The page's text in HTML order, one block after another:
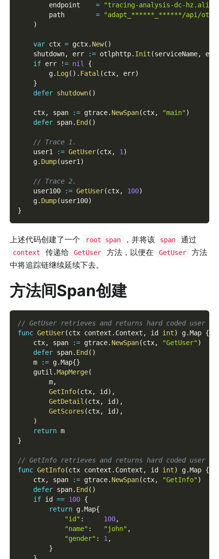
        endpoint
=
"tracing-analysis-dc-
        path
=
"adapt_******_******/api/
)
var ctx = gctx. New( )
    shutdown
, err := otlphttp. Init (serviceName,
if err != nil
{
        g
. Log( ) . Fatal (ctx, err)
}
defer shutdown( )
    ctx
, span := gtrace. NewSpan(ctx, "main")
defer span. End( )
// Trace 1.
    user1
:= GetUser(ctx, 1 )
    g
. Dump(user1 )
// Trace 2.
    user100
:= GetUser(ctx, 100)
    g
. Dump(user100)
}
上述代码创建了一个 root span ，并将该 span 通过
context 传递给 GetUser 方法，以便在 GetUser
方法
中将追踪链继续延续下去。
方法间Span创建
// GetUser retrieves and returns hard coded user
func GetUser(ctx context . Context , id int) g.Map {
    ctx
, span := gtrace. NewSpan(ctx, "GetUser")
defer span. End ( )
    m
:= g.Map{}
    gutil
.MapMerge(
        m
,
GetInfo(ctx, id ) ,
GetDetail (ctx, id ) ,
GetScores (ctx, id ) ,
)
return m
}
// GetInfo retrieves and returns hard coded user
func GetInfo(ctx context . Context , id int) g.Map {
    ctx
, span := gtrace. NewSpan(ctx, "GetInfo")
defer span. End ( )
if id == 100 {
return g.Map{
"id" : 100,
"name" : "john" ,
"gender" : 1 ,
}